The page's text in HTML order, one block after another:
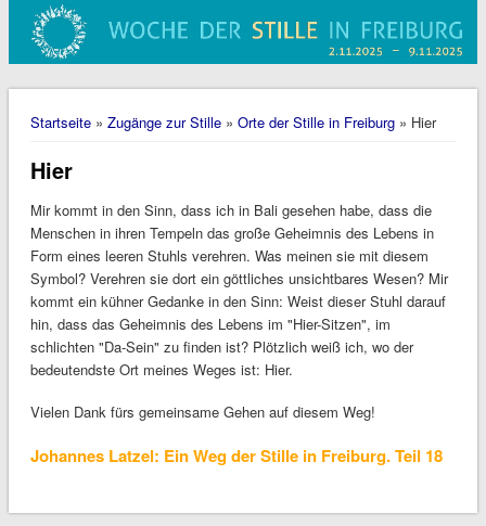
Sie sind hier
Startseite» Zugänge zur Stille» Orte der Stille in Freiburg» Hier
Hier
Mir kommt in den Sinn, dass ich in Bali gesehen habe, dass die
Menschen in ihren Tempeln das große Geheimnis des Lebens in
Form eines leeren Stuhls verehren. Was meinen sie mit diesem
Symbol? Verehren sie dort ein göttliches unsichtbares Wesen? Mir
kommt ein kühner Gedanke in den Sinn: Weist dieser Stuhl darauf
hin, dass das Geheimnis des Lebens im "Hier-Sitzen", im
schlichten "Da-Sein" zu finden ist? Plötzlich weiß ich, wo der
bedeutendste Ort meines Weges ist: Hier.
Vielen Dank fürs gemeinsame Gehen auf diesem Weg!
Johannes Latzel: Ein Weg der Stille in Freiburg. Teil 18